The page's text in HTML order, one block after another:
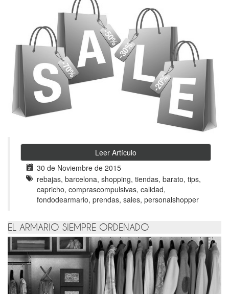
Leer Artículo
30 de Noviembre de 2015
rebajas, barcelona, shopping, tiendas, barato, tips,
capricho, comprascompulsivas, calidad,
fondodearmario, prendas, sales, personalshopper
EL ARMARIO SIEMPRE ORDENADO